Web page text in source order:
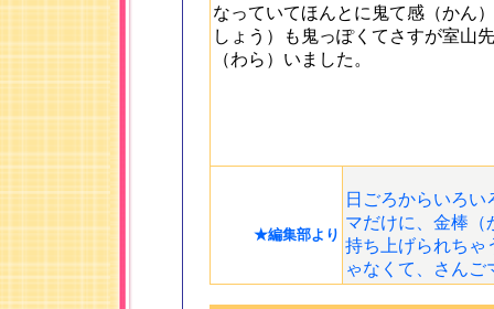
なっていてほんとに鬼て感（かん
しょう）も鬼っぽくてさすが室山
（わら）いました。
★編集部より
日ごろからいろ
マだけに、金棒（
持ち上げられち
ゃなくて、さんご